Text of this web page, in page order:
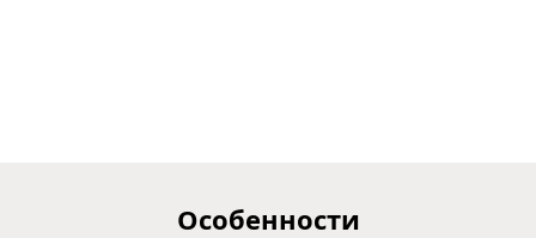
Особенности